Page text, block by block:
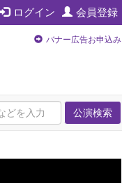
ログイン 会員登録
バナー広告お申込み
公演検索